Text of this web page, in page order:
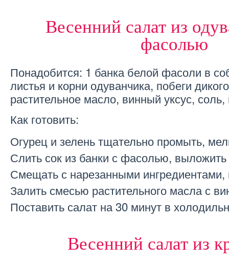
Весенний салат из
фасолью
Понадобится: 1 банка белой фасоли в
листья и корни одуванчика, побеги
растительное масло, винный уксус,
Как готовить:
Огурец и зелень тщательно промыть,
Слить сок из банки с фасолью,
Смещать с нарезанными ингредиентами,
Залить смесью растительного масла с
Поставить салат на 30 минут в
Весенний салат из